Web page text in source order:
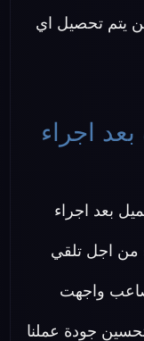
يتم تحصيل اي
اجراء
بعد اجراء
من اجل تلقي
واجهت
جودة عملنا